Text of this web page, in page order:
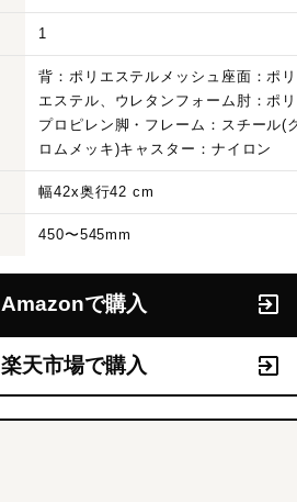
1
背：ポリエステルメッシュ座面：ポリ
エステル、ウレタンフォーム肘：ポリ
プロピレン脚・フレーム：スチール(
ロムメッキ)キャスター：ナイロン
幅42x奥行42 cm
450〜545mm
Amazonで購入
楽天市場で購入